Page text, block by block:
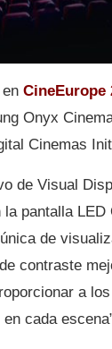
CineEurope
Onyx
Cinemas
de Visual
pantalla LED
de
contraste
a
cada